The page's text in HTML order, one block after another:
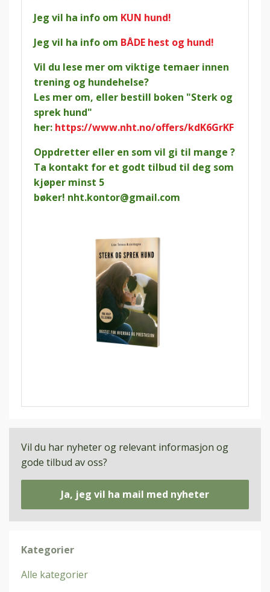
Jeg vil ha info om KUN hund!
Jeg vil ha info om BÅDE hest og hund!
Vil du lese mer om viktige temaer innen
trening og hundehelse?
Les mer om, eller bestill boken "Sterk og
sprek hund"
her: https://www.nht.no/offers/kdK6GrKF
Oppdretter eller en som vil gi til mange ?
Ta kontakt for et godt tilbud til deg som
kjøper minst 5
bøker! nht.kontor@gmail.com
Vil du har nyheter og relevant informasjon og
gode tilbud av oss?
Ja, jeg vil ha mail med nyheter
Kategorier
Alle kategorier